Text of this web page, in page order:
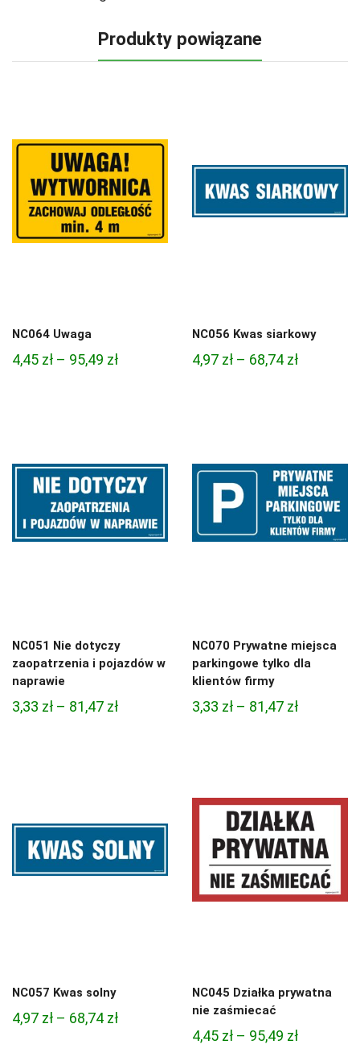
Produkty powiązane
NC064 Uwaga
4,45 zł – 95,49 złZakres
95,49 zł
NC056 Kwas siarkowy
4,97 zł – 68,74 złZakres
68,74 zł
NC051 Nie dotyczy
zaopatrzenia i pojazdów w
naprawie
3,33 zł – 81,47 złZakres
NC070 Prywatne miejsca
parkingowe tylko dla
klientów firmy
3,33 zł – 81,47 złZakres
81,47 zł
NC057 Kwas solny
4,97 zł – 68,74 złZakres
NC045 Działka prywatna
nie zaśmiecać
4,45 zł – 95,49 złZakres